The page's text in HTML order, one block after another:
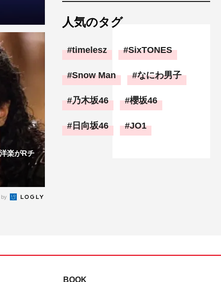
楽がRチ
by
人気のタグ
timelesz SixTONES
Snow Man なにわ男子
乃木坂46 櫻坂46
日向坂46 JO1
BOOK